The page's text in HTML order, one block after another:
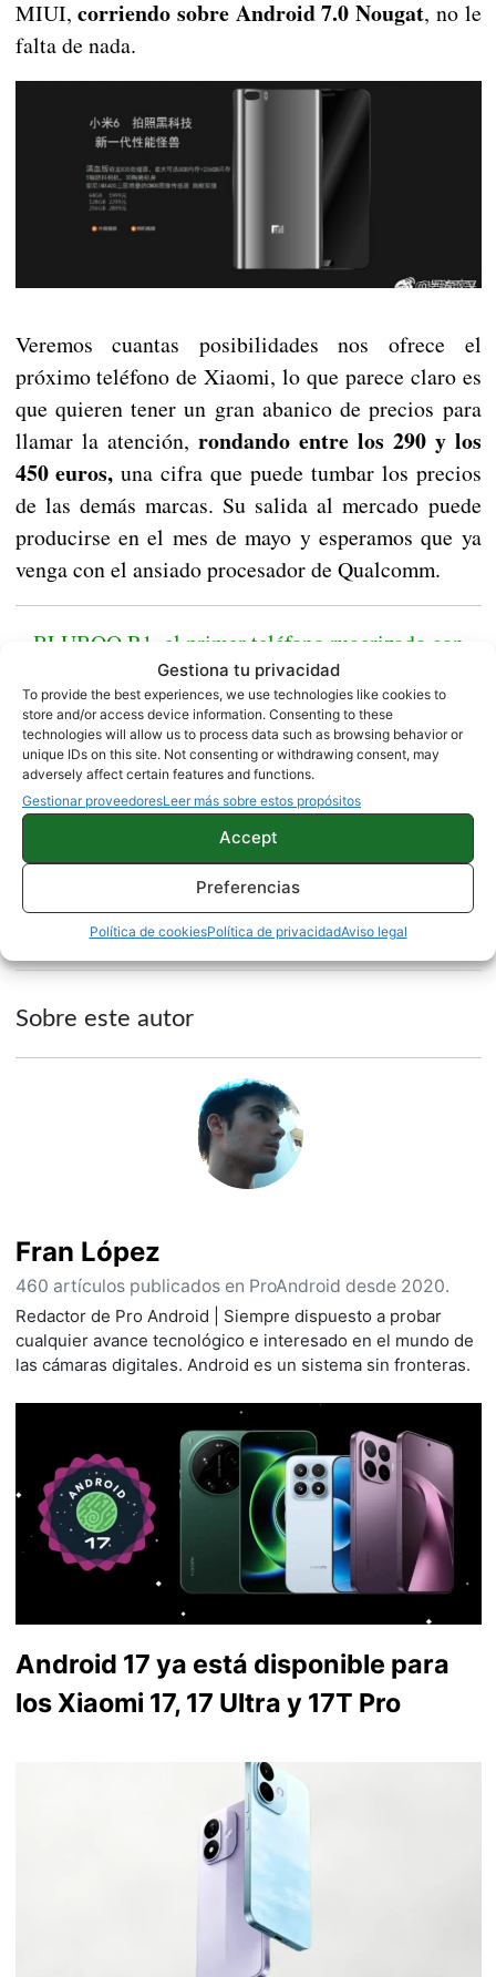
Gestiona tu privacidad
To provide the best experiences, we use technologies like cookies to
store and/or access device information. Consenting to these
technologies will allow us to process data such as browsing behavior or
unique IDs on this site. Not consenting or withdrawing consent, may
adversely affect certain features and functions.
Gestionar proveedoresLeer más sobre estos propósitos
Accept
Preferencias
Política de cookiesPolítica de privacidadAviso legal
MIUI, corriendo sobre Android 7.0 Nougat, no le
falta de nada.
Veremos cuantas posibilidades nos ofrece el
próximo teléfono de Xiaomi, lo que parece claro es
que quieren tener un gran abanico de precios para
llamar la atención, rondando entre los 290 y los
450 euros, una cifra que puede tumbar los precios
de las demás marcas. Su salida al mercado puede
producirse en el mes de mayo y esperamos que ya
venga con el ansiado procesador de Qualcomm.
BLUBOO R1, el primer teléfono rugerizado con
carga inalámbrica
Fuente |Android Pure
XIAOMI
Sobre este autor
Fran López
460 artículos publicados en ProAndroid desde 2020.
Redactor de Pro Android | Siempre dispuesto a probar
cualquier avance tecnológico e interesado en el mundo de
las cámaras digitales. Android es un sistema sin fronteras.
Android 17 ya está disponible para
los Xiaomi 17, 17 Ultra y 17T Pro